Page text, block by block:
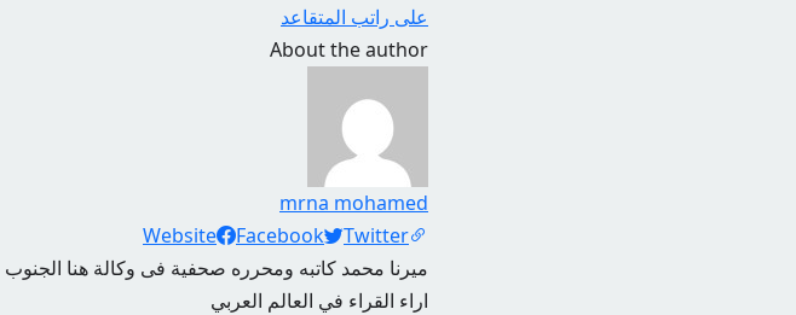
على راتب المتقاعد
About the author
mrna mohamed
Social Links
Website Facebook
Twitter
ميرنا محمد كاتبه ومحرره صحفية فى وكالة هنا الجنوب
اراء القراء في العالم العربي